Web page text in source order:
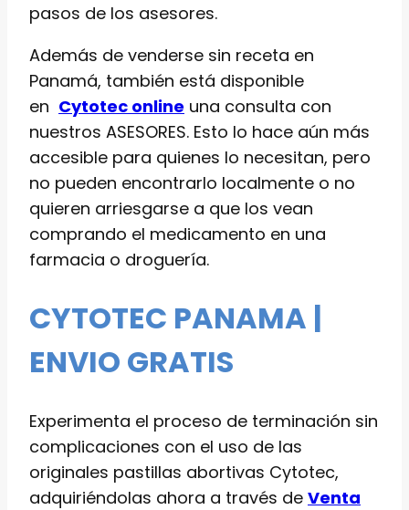
pasos de los asesores.
Además de venderse sin receta en
Panamá, también está disponible
en Cytotec online una consulta con
nuestros ASESORES. Esto lo hace aún más
accesible para quienes lo necesitan, pero
no pueden encontrarlo localmente o no
quieren arriesgarse a que los vean
comprando el medicamento en una
farmacia o droguería.
CYTOTEC PANAMA |
ENVIO GRATIS
Experimenta el proceso de terminación sin
complicaciones con el uso de las
originales pastillas abortivas Cytotec,
adquiriéndolas ahora a través de Venta